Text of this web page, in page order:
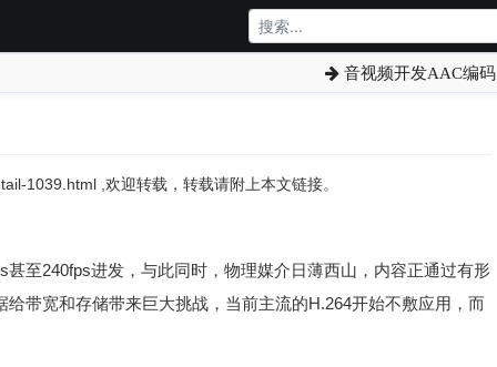
音视频开发AAC编码
1039.html ,欢迎转载，转载请附上本文链接。
至240fps进发，与此同时，物理媒介日薄西山，内容正通过有形
带宽和存储带来巨大挑战，当前主流的H.264开始不敷应用，而